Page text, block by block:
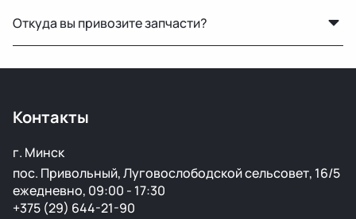
детали осматриваются на видимые дефекты перед
продажей.
Откуда вы привозите запчасти?
подготовку перед продажей.
Контакты
г. Минск
пос. Привольный, Луговослободской сельсовет, 16/5
ежедневно, 09:00 - 17:30
+375 (29) 644-21-90